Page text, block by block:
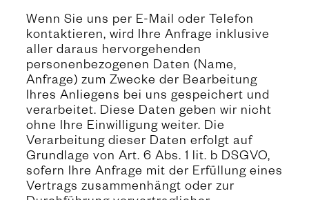
Wenn Sie uns per E-Mail oder Telefon
kontaktieren, wird Ihre Anfrage inklusive
aller daraus hervorgehenden
personenbezogenen Daten (Name,
Anfrage) zum Zwecke der Bearbeitung
Ihres Anliegens bei uns gespeichert und
verarbeitet. Diese Daten geben wir nicht
ohne Ihre Einwilligung weiter. Die
Verarbeitung dieser Daten erfolgt auf
Grundlage von Art. 6 Abs. 1 lit. b DSGVO,
sofern Ihre Anfrage mit der Erfüllung eines
Vertrags zusammenhängt oder zur